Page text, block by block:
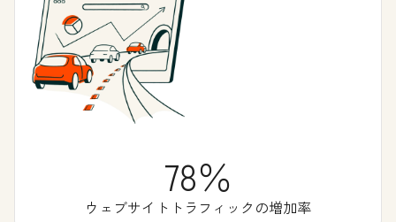
78％
ウェブサイトトラフィックの増加率